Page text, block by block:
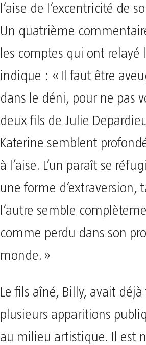
l’aise de l’excentricité de
Un quatrième
les comptes qui ont relayé
indique : « Il faut être
dans le déni, pour ne pas
deux fils de Julie
Katerine semblent
à l’aise. L’un paraît se
une forme d’extraversion,
l’autre semble
comme perdu dans son
monde. »
Le fils aîné, Billy, avait
plusieurs apparitions
au milieu artistique. Il est